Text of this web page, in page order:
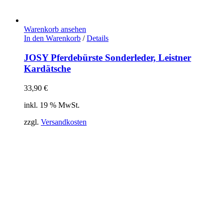
Warenkorb ansehen
In den Warenkorb / Details
JOSY Pferdebürste Sonderleder, Leistner
Kardätsche
33,90 €
inkl. 19 % MwSt.
zzgl. Versandkosten